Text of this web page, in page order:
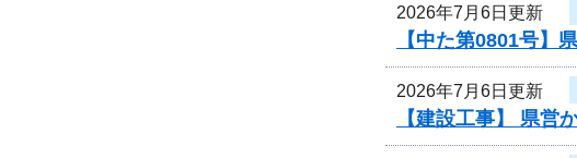
2026年7月6日更新
【中た第0801号
2026年7月6日更新
【建設工事】 県営